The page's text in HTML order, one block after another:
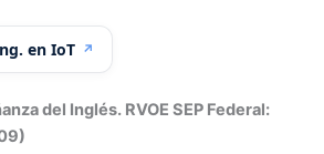
en IoT ↗
del Inglés. RVOE SEP Federal: